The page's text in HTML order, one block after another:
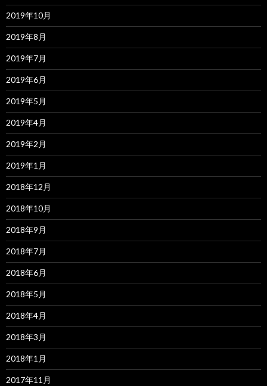
2019年10月
2019年8月
2019年7月
2019年6月
2019年5月
2019年4月
2019年2月
2019年1月
2018年12月
2018年10月
2018年9月
2018年7月
2018年6月
2018年5月
2018年4月
2018年3月
2018年1月
2017年11月